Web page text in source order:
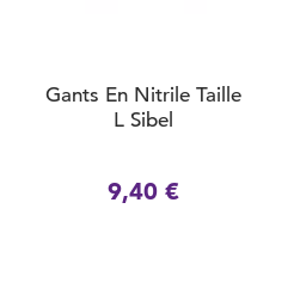
Gants En Nitrile Taille
L Sibel
9,40 €